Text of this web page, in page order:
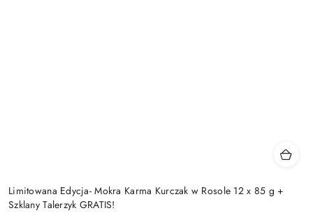
Limitowana Edycja- Mokra Karma Kurczak w Rosole 12 x 85 g +
Szklany Talerzyk GRATIS!